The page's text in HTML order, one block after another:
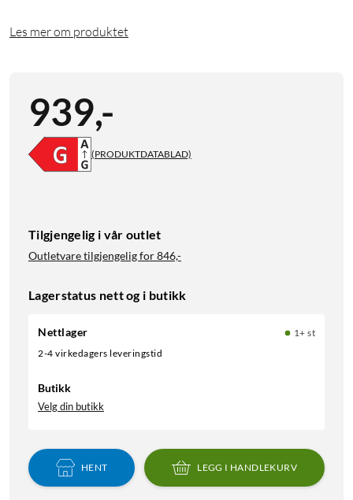
Les mer om produktet
939,-
(PRODUKTDATABLAD)
Tilgjengelig i vår outlet
Outletvare tilgjengelig for846,-
Lagerstatus nett og i butikk
Nettlager
1+ st
2-4 virkedagers leveringstid
Butikk
Velg din butikk
HENT LEGG I HANDLEKURV